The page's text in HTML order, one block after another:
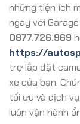
những tiện ích
ngay với
0877.726.969
https://
trợ lắp đặt
xe của bạn.
tối ưu và dịch
luôn vận hành